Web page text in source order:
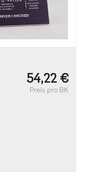
54,22 €
Preis pro BK